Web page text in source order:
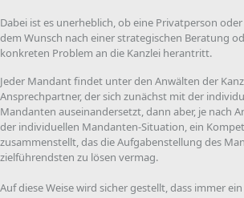
Dabei ist es unerheblich, ob eine Privatperson
dem Wunsch nach einer strategischen Beratung
konkreten Problem an die Kanzlei herantritt.
Jeder Mandant findet unter den Anwälten der
Ansprechpartner, der sich zunächst mit der
Mandanten auseinandersetzt, dann aber, je nach
der individuellen Mandanten-Situation, ein
zusammenstellt, das die Aufgabenstellung des
zielführendsten zu lösen vermag.
Auf diese Weise wird sicher gestellt, dass immer